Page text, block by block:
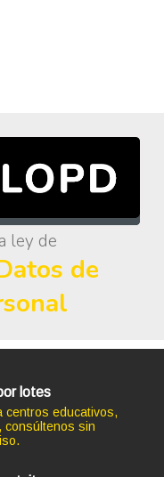
ley de
de
lotes
centros educativos,
consúltenos sin